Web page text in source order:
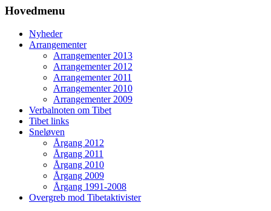
Hovedmenu
Nyheder
Arrangementer
Arrangementer 2013
Arrangementer 2012
Arrangementer 2011
Arrangementer 2010
Arrangementer 2009
Verbalnoten om Tibet
Tibet links
Sneløven
Årgang 2012
Årgang 2011
Årgang 2010
Årgang 2009
Årgang 1991-2008
Overgreb mod Tibetaktivister